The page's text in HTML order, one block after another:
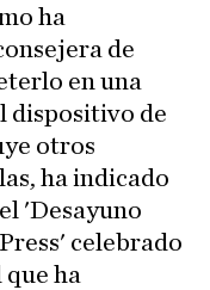
ha
de
en una
dispositivo de
otros
ha indicado
'Desayuno
celebrado
ha